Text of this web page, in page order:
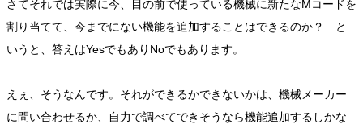
さてそれでは実際に今、目の前で使っている機械に新たなMコードを
割り当てて、今までにない機能を追加することはできるのか？ と
いうと、答えはYesでもありNoでもあります。
えぇ、そうなんです。それができるかできないかは、機械メーカー
に問い合わせるか、自力で調べてできそうなら機能追加するしかな